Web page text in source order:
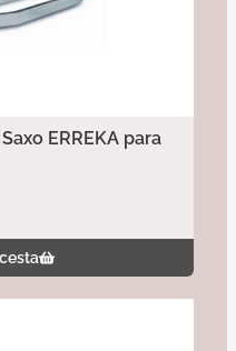
ERREKA para